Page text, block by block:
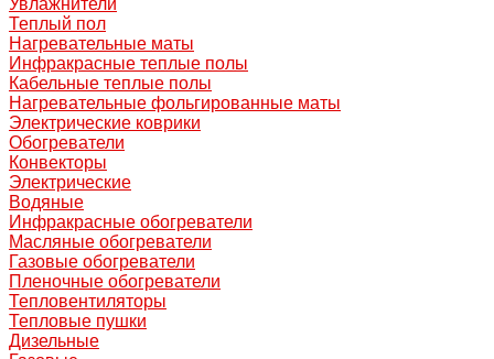
Увлажнители
Теплый пол
Нагревательные маты
Инфракрасные теплые полы
Кабельные теплые полы
Нагревательные фольгированные маты
Электрические коврики
Обогреватели
Конвекторы
Электрические
Водяные
Инфракрасные обогреватели
Масляные обогреватели
Газовые обогреватели
Пленочные обогреватели
Тепловентиляторы
Тепловые пушки
Дизельные